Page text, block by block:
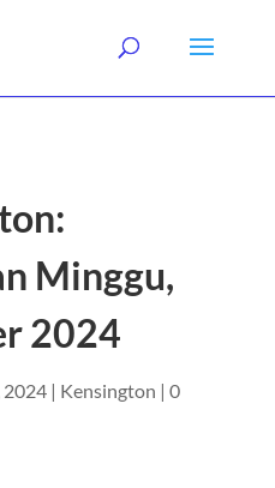
Minggu,
2024
2024| Kensington | 0